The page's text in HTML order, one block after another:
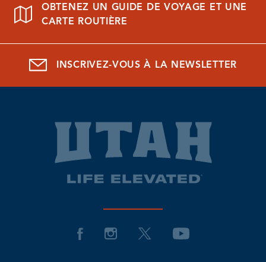
OBTENEZ UN GUIDE DE VOYAGE ET UNE
CARTE ROUTIÈRE
INSCRIVEZ-VOUS À LA NEWSLETTER